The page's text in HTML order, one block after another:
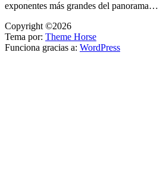
exponentes más grandes del panorama…
Copyright ©2026
Tema por: Theme Horse
Funciona gracias a: WordPress